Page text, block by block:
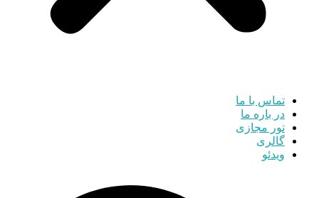
تماس با ما
در باره ما
تور مجازی
گالری
ویدئو